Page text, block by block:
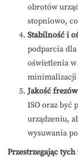
obrotów
stopniowo,
Stabilność i
podparcia
oświetlenia
minimalizacji
Jakość frezów
ISO oraz być
urządzeniu,
wysuwania
Przestrzegając